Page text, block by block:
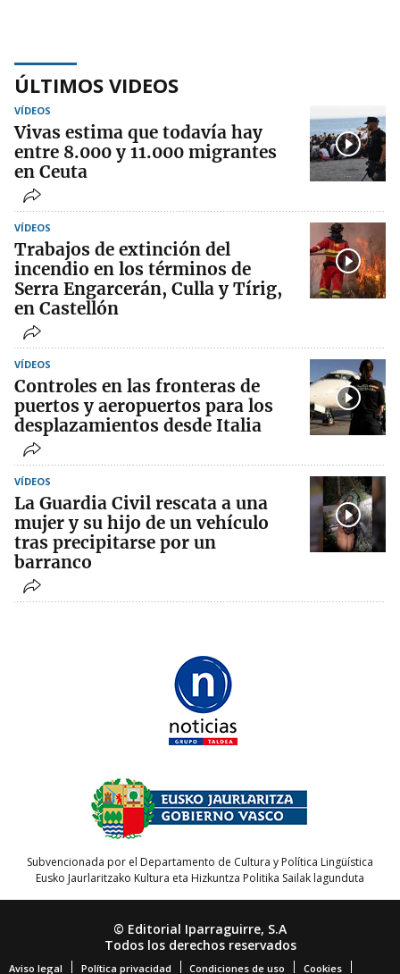
ÚLTIMOS VIDEOS
VÍDEOS
Vivas estima que todavía hay
entre 8.000 y 11.000 migrantes
en Ceuta
VÍDEOS
Trabajos de extinción del
incendio en los términos de
Serra Engarcerán, Culla y Tírig,
en Castellón
VÍDEOS
Controles en las fronteras de
puertos y aeropuertos para los
desplazamientos desde Italia
VÍDEOS
La Guardia Civil rescata a una
mujer y su hijo de un vehículo
tras precipitarse por un
barranco
Subvencionada por el Departamento de Cultura y Política Lingüística
Eusko Jaurlaritzako Kultura eta Hizkuntza Politika Sailak lagunduta
© Editorial Iparraguirre, S.A
Todos los derechos reservados
Aviso legal Política privacidad Condiciones de uso Cookies